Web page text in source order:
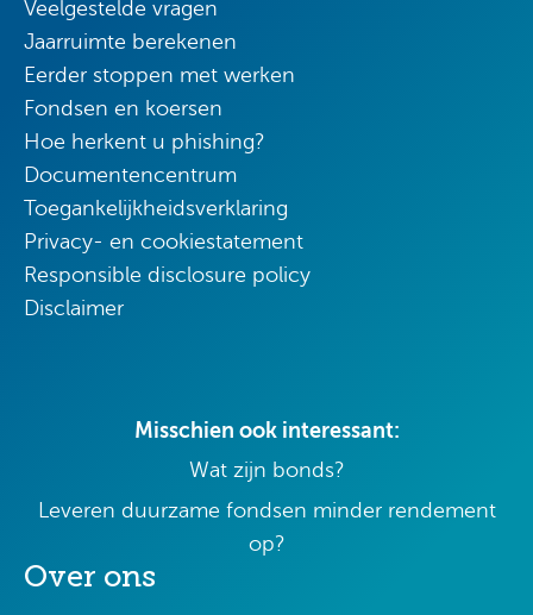
Veelgestelde vragen
Jaarruimte berekenen
Eerder stoppen met werken
Fondsen en koersen
Hoe herkent u phishing?
Documentencentrum
Toegankelijkheidsverklaring
Privacy- en cookiestatement
Responsible disclosure policy
Disclaimer
Misschien ook interessant:
Wat zijn bonds?
Leveren duurzame fondsen minder rendement
op?
Over ons